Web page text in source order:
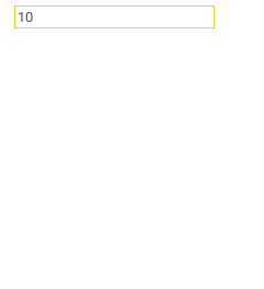
mínimo